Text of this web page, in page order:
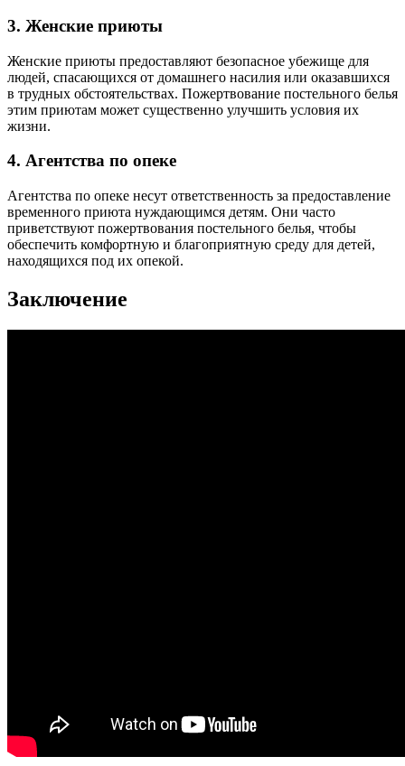
3. Женские приюты
Женские приюты предоставляют безопасное убежище для
людей, спасающихся от домашнего насилия или оказавшихся
в трудных обстоятельствах. Пожертвование постельного белья
этим приютам может существенно улучшить условия их
жизни.
4. Агентства по опеке
Агентства по опеке несут ответственность за предоставление
временного приюта нуждающимся детям. Они часто
приветствуют пожертвования постельного белья, чтобы
обеспечить комфортную и благоприятную среду для детей,
находящихся под их опекой.
Заключение